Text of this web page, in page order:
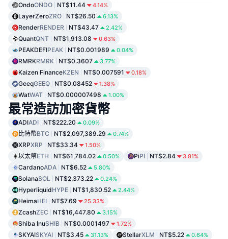
OndoONDO NT$11.44 4.14%
LayerZeroZRO NT$26.50 6.13%
RenderRENDER NT$43.47 2.42%
QuantQNT NT$1,913.08 0.63%
PEAKDEFIPEAK NT$0.001989 0.04%
RMRKRMRK NT$0.3607 3.77%
Kaizen FinanceKZEN NT$0.007591 0.18%
GeeqGEEQ NT$0.08452 1.38%
WatWAT NT$0.000007498 1.00%
最常造訪加密貨幣
ADIADI NT$222.20 0.09%
比特幣BTC NT$2,097,389.29 0.74%
XRPXRP NT$33.34 1.50%
以太幣ETH NT$61,784.02 0.50% PiPI NT$2.84 3.81%
CardanoADA NT$6.52 5.80%
SolanaSOL NT$2,373.22 0.24%
HyperliquidHYPE NT$1,830.52 2.44%
HeimaHEI NT$7.69 25.33%
ZcashZEC NT$16,447.80 3.15%
Shiba InuSHIB NT$0.0001497 1.72%
SKYAISKYAI NT$3.45 31.13% StellarXLM NT$5.22 0.64%